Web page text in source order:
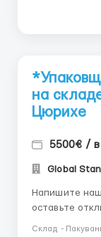
на
Цюрихе
5500€ / в
Global
Напишите
оставьте
IMO +44 73
Склад -